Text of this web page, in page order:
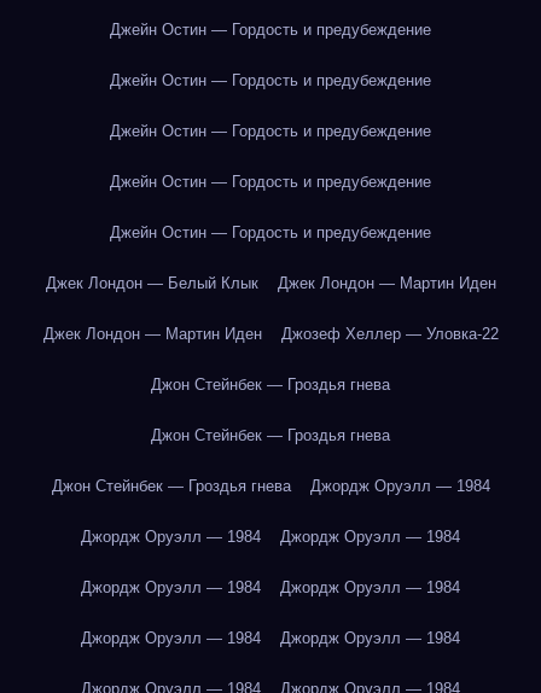
Джейн Остин — Гордость и предубеждение
Джейн Остин — Гордость и предубеждение
Джейн Остин — Гордость и предубеждение
Джейн Остин — Гордость и предубеждение
Джейн Остин — Гордость и предубеждение
Джек Лондон — Белый Клык Джек Лондон — Мартин Иден
Джек Лондон — Мартин Иден Джозеф Хеллер — Уловка-22
Джон Стейнбек — Гроздья гнева
Джон Стейнбек — Гроздья гнева
Джон Стейнбек — Гроздья гнева Джордж Оруэлл — 1984
Джордж Оруэлл — 1984 Джордж Оруэлл — 1984
Джордж Оруэлл — 1984 Джордж Оруэлл — 1984
Джордж Оруэлл — 1984 Джордж Оруэлл — 1984
Джордж Оруэлл — 1984 Джордж Оруэлл — 1984